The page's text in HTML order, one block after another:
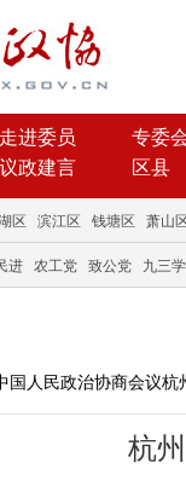
走进委员
专委
议政建言 区县
区 滨江区 钱塘区 萧山
进 农工党 致公党 九三
国人民政治协商会议杭
杭